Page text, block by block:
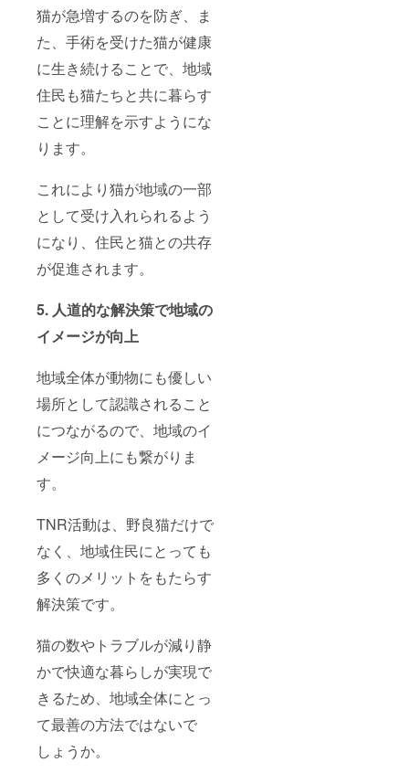
猫が急増するのを防ぎ、ま
た、手術を受けた猫が健康
に生き続けることで、地域
住民も猫たちと共に暮らす
ことに理解を示すようにな
ります。
これにより猫が地域の一部
として受け入れられるよう
になり、住民と猫との共存
が促進されます。
5. 人道的な解決策で地域の
イメージが向上
地域全体が動物にも優しい
場所として認識されること
につながるので、地域のイ
メージ向上にも繋がりま
す。
TNR活動は、野良猫だけで
なく、地域住民にとっても
多くのメリットをもたらす
解決策です。
猫の数やトラブルが減り静
かで快適な暮らしが実現で
きるため、地域全体にとっ
て最善の方法ではないで
しょうか。